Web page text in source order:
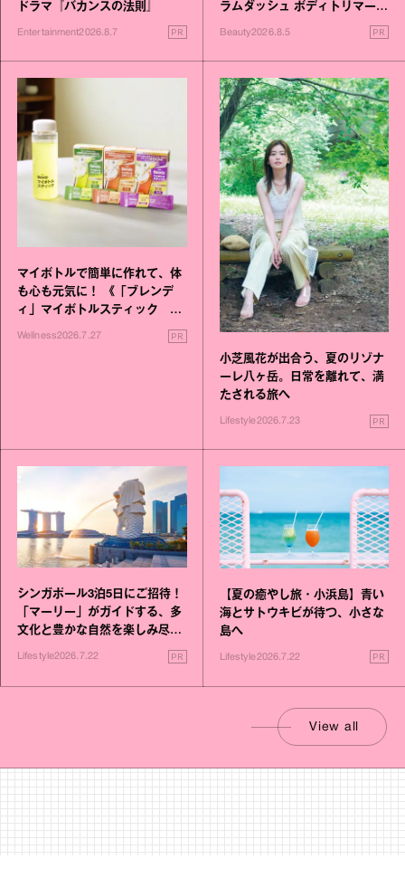
ドラマ『バカンスの法則』
Entertainment2026.8.7 PR
ラムダッシュ ボディトリマーが
Beauty2026.8.5 PR
マイボトルで簡単に作れて、体
も心も元気に！ 《「ブレンデ
ィ」マイボトルスティック い
いこと毎日》シリーズが誕生
Wellness2026.7.27 PR
小芝風花が出合う、夏のリゾナ
ーレ八ヶ岳。日常を離れて、満
たされる旅へ
Lifestyle2026.7.23 PR
シンガポール3泊5日にご招待！
「マーリー」がガイドする、多
文化と豊かな自然を楽しみ尽く
す旅
Lifestyle2026.7.22 PR
【夏の癒やし旅・小浜島】青い
海とサトウキビが待つ、小さな
島へ
Lifestyle2026.7.22 PR
View all